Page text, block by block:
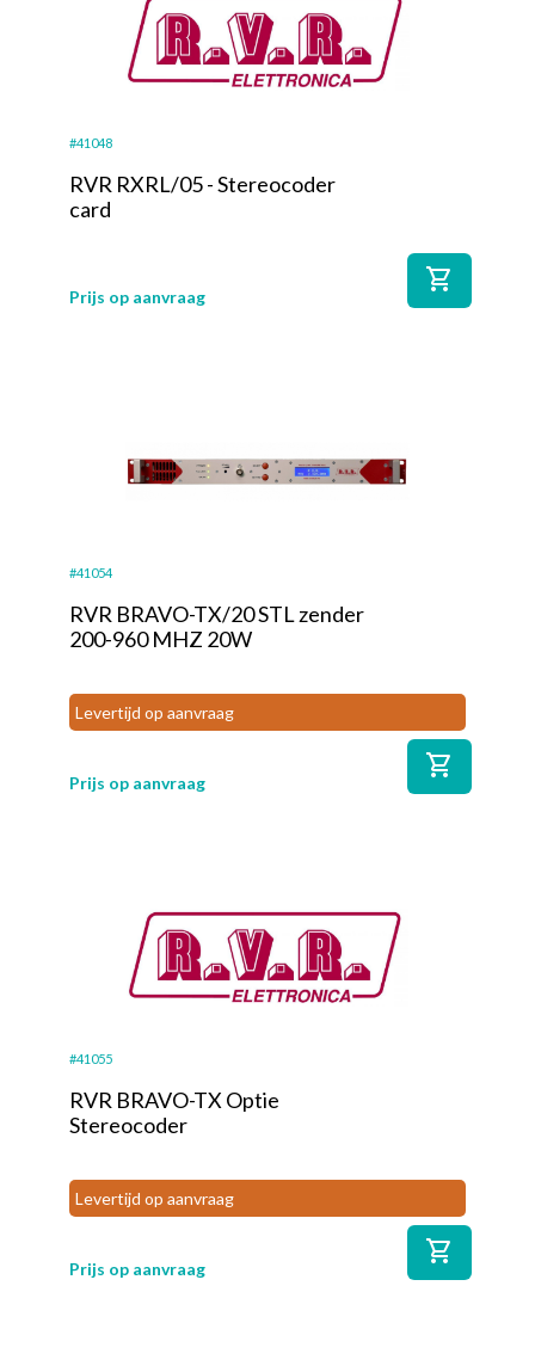
#41048
RVR RXRL/05 - Stereocoder
card
Prijs op aanvraag
shopping_cart
#41054
RVR BRAVO-TX/20 STL zender
200-960 MHZ 20W
Levertijd op aanvraag
Prijs op aanvraag
shopping_cart
#41055
RVR BRAVO-TX Optie
Stereocoder
Levertijd op aanvraag
Prijs op aanvraag
shopping_cart